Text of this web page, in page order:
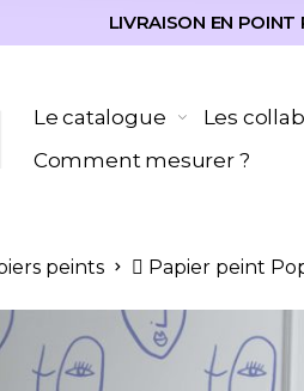
LIVRAISON EN POINT
Le catalogue Les
Comment mesurer ?
peints 🫟 Papier peint